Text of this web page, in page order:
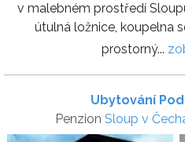
v malebném prostředí
útulná ložnice, koupelna
prostorný...
Ubytování
Penzion Sloup v